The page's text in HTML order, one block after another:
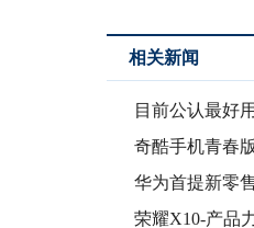
相关新闻
目前公认最好
三年不
奇酷手机青春
别+2
华为首提新零
荣耀X10-产品